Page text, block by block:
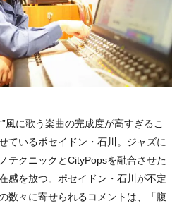
風に歌う楽曲の完成度が高すぎるこ
ているポセイドン・石川。ジャズに
テクニックとCityPopsを融合させた
感を放つ。ポセイドン・石川が不定
数々に寄せられるコメントは、「腹